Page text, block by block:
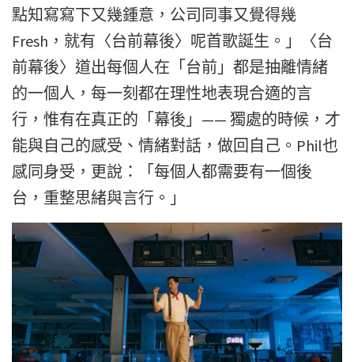
點知寫寫下又幾鍾意，公司同事又覺得幾
Fresh，就有〈台前幕後〉呢首歌誕生。」〈台
前幕後〉道出每個人在「台前」都是抽離情緒
的一個人，每一刻都在理性地表現合適的言
行，惟有在真正的「幕後」—— 獨處的時候，才
能與自己的感受、情緒對話，做回自己。Phil也
感同身受，更說：「每個人都需要有一個後
台，重整思緒與言行。」